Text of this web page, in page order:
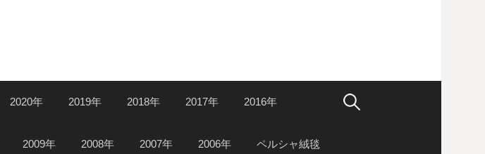
2020年 2019年 2018年 2017年 2016年
2009年 2008年 2007年 2006年 ペルシャ絨毯
検